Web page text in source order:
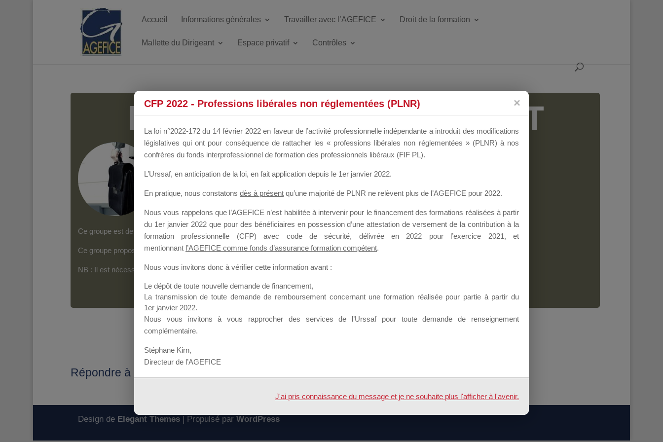
Accueil Informations générales Travailler avec l’AGEFICE Droit de la formation
Mallette du Dirigeant Espace privatif Contrôles
MALLETTE DU DIRIGEANT
Groupe Public il y a un mois
Ce groupe est destiné aux Organismes de Formation qui souhaitent répondre à l’Appel à Propositions Mallette du Dirigeant.
Ce groupe propose un forum dédié au support sur lequel il est possible de laisser un message ou poser une question.
NB : Il est nécessaire d’êtreinscrit(e)pour pouvoir rejoindre ce groupe
Répondre à : Session MDD Finances
Design de Elegant Themes| Propulsé par WordPress
CFP 2022 - Professions libérales non réglementées (PLNR)
La loi n°2022-172 du 14 février 2022 en faveur de l’activité professionnelle indépendante a introduit des modifications
législatives qui ont pour conséquence de rattacher les « professions libérales non réglementées » (PLNR) à nos
confrères du fonds interprofessionnel de formation des professionnels libéraux (FIF PL).
L’Urssaf, en anticipation de la loi, en fait application depuis le 1er janvier 2022.
En pratique, nous constatons dès à présent qu’une majorité de PLNR ne relèvent plus de l’AGEFICE pour 2022.
Nous vous rappelons que l’AGEFICE n’est habilitée à intervenir pour le financement des formations réalisées à partir
du 1er janvier 2022 que pour des bénéficiaires en possession d’une attestation de versement de la contribution à la
formation professionnelle (CFP) avec code de sécurité, délivrée en 2022 pour l’exercice 2021, et
mentionnant l’AGEFICE comme fonds d’assurance formation compétent.
Nous vous invitons donc à vérifier cette information avant :
Le dépôt de toute nouvelle demande de financement,
La transmission de toute demande de remboursement concernant une formation réalisée pour partie à partir du
1er janvier 2022.
Nous vous invitons à vous rapprocher des services de l’Urssaf pour toute demande de renseignement
complémentaire.
Stéphane Kirn,
Directeur de l’AGEFICE
J'ai pris connaissance du message et je ne souhaite plus l'afficher à l'avenir.